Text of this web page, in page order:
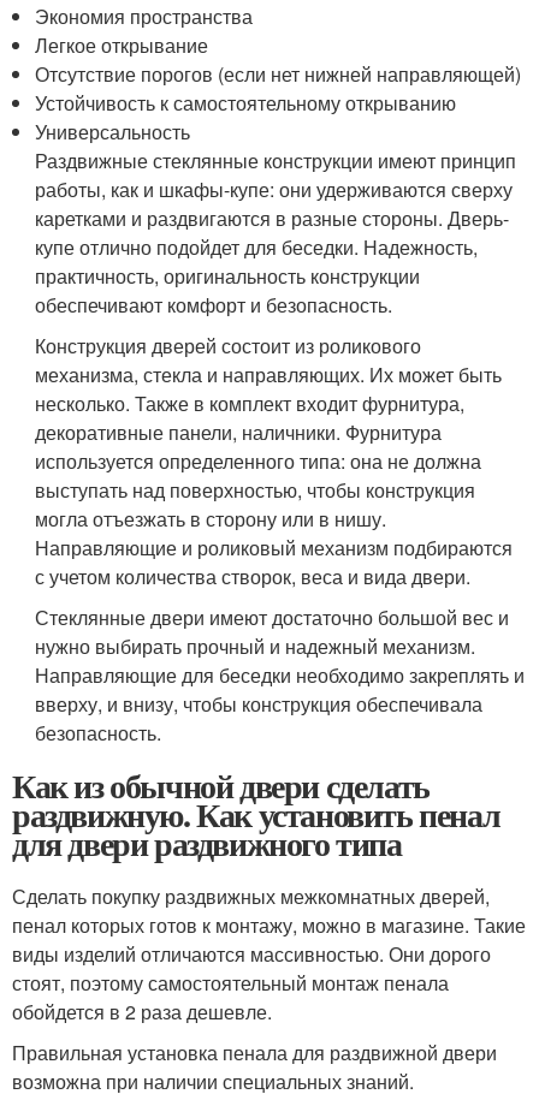
Экономия пространства
Легкое открывание
Отсутствие порогов (если нет нижней направляющей)
Устойчивость к самостоятельному открыванию
Универсальность
Раздвижные стеклянные конструкции имеют принцип
работы, как и шкафы-купе: они удерживаются сверху
каретками и раздвигаются в разные стороны. Дверь-
купе отлично подойдет для беседки. Надежность,
практичность, оригинальность конструкции
обеспечивают комфорт и безопасность.
Конструкция дверей состоит из роликового
механизма, стекла и направляющих. Их может быть
несколько. Также в комплект входит фурнитура,
декоративные панели, наличники. Фурнитура
используется определенного типа: она не должна
выступать над поверхностью, чтобы конструкция
могла отъезжать в сторону или в нишу.
Направляющие и роликовый механизм подбираются
с учетом количества створок, веса и вида двери.
Стеклянные двери имеют достаточно большой вес и
нужно выбирать прочный и надежный механизм.
Направляющие для беседки необходимо закреплять и
вверху, и внизу, чтобы конструкция обеспечивала
безопасность.
Как из обычной двери сделать
раздвижную. Как установить пенал
для двери раздвижного типа
Сделать покупку раздвижных межкомнатных дверей,
пенал которых готов к монтажу, можно в магазине. Такие
виды изделий отличаются массивностью. Они дорого
стоят, поэтому самостоятельный монтаж пенала
обойдется в 2 раза дешевле.
Правильная установка пенала для раздвижной двери
возможна при наличии специальных знаний.